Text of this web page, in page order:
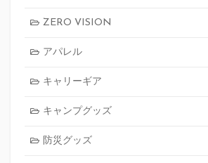
ZERO VISION
アパレル
キャリーギア
キャンプグッズ
防災グッズ